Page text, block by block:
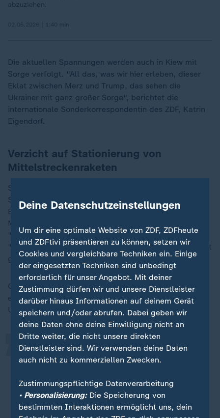
abzuziehen.
Die aktuellen Spannungen werden auch in Kiew mit
Sorge verfolgt. "All das, was wir hier erleben, dieser
Eklat zwischen Merz und Trump, das sehen die
Ukrainer mit ganz großer Sorge", berichtet die
internationale Sonderkorrespondentin des ZDF, Katrin
Eigendorf.
Verzicht auf Stationierung von
Mittelstreckenraketen
Schwerwiegender als der Abzug von 5.000 US-
Soldaten wiegt nach Einschätzung von Katrin
Eigendorf Trumps Verzicht auf die Lieferung von
Mittelstreckenraketen nach Deutschland, von
"Tomahawk"-Marschflugkörpern. Diese Waffen seien
"ein ganz wichtiger Aspekt der europäischen Sicherheit
gegenüber Russland".
Ohne die zugesagten Mittelstreckenraketen bliebe
eine Sicherheitslücke gegenüber Russland, analysiert
Ulf Röller.
Diese Sicherheitslücke schließt
Trump nicht - er reißt sie sogar noch
„
Ulf Röller, ZDF-Studioleiter in Brüssel
Deine Datenschutzeinstellungen
Um dir eine optimale Website von ZDF, ZDFheute
und ZDFtivi präsentieren zu können, setzen wir
Cookies und vergleichbare Techniken ein. Einige
der eingesetzten Techniken sind unbedingt
erforderlich für unser Angebot. Mit deiner
Zustimmung dürfen wir und unsere Dienstleister
darüber hinaus Informationen auf deinem Gerät
speichern und/oder abrufen. Dabei geben wir
deine Daten ohne deine Einwilligung nicht an
Dritte weiter, die nicht unsere direkten
Dienstleister sind. Wir verwenden deine Daten
auch nicht zu kommerziellen Zwecken.
Zustimmungspflichtige Datenverarbeitung
• Personalisierung:Die Speicherung von
bestimmten Interaktionen ermöglicht uns, dein